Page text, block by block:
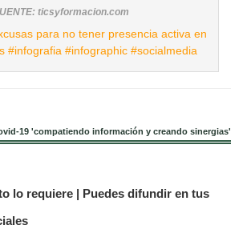
ticsyformacion.com
para no tener presencia activa en
#infografia #infographic #socialmedia
19 'compatiendo información y creando sinergias'
lo requiere | Puedes difundir en tus